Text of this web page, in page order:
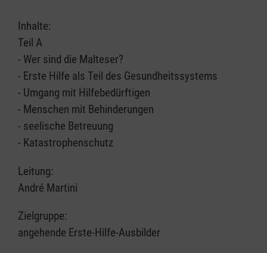
Inhalte:
Teil A
- Wer sind die Malteser?
- Erste Hilfe als Teil des Gesundheitssystems
- Umgang mit Hilfebedürftigen
- Menschen mit Behinderungen
- seelische Betreuung
- Katastrophenschutz
Leitung:
André Martini
Zielgruppe:
angehende Erste-Hilfe-Ausbilder